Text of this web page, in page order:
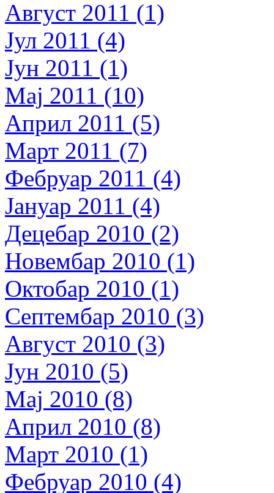
Август 2011 (1)
Јул 2011 (4)
Јун 2011 (1)
Мај 2011 (10)
Април 2011 (5)
Март 2011 (7)
Фебруар 2011 (4)
Јануар 2011 (4)
Децебар 2010 (2)
Новембар 2010 (1)
Октобар 2010 (1)
Септембар 2010 (3)
Август 2010 (3)
Јун 2010 (5)
Мај 2010 (8)
Април 2010 (8)
Март 2010 (1)
Фебруар 2010 (4)